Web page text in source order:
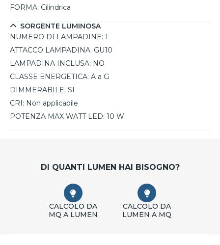
FORMA: Cilindrica
SORGENTE LUMINOSA
NUMERO DI LAMPADINE: 1
ATTACCO LAMPADINA: GU10
LAMPADINA INCLUSA: NO
CLASSE ENERGETICA: A a G
DIMMERABILE: SI
CRI: Non applicabile
POTENZA MAX WATT LED: 10 W
DI QUANTI LUMEN HAI BISOGNO?
CALCOLO DA
MQ A LUMEN
CALCOLO DA
LUMEN A MQ